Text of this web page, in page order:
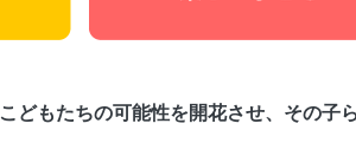
こどもたちの可能性を開花させ、その子